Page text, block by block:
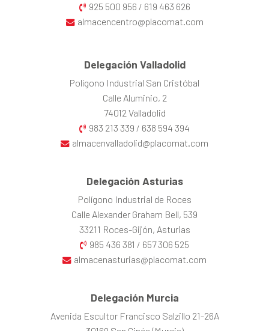
925 500 956 / 619 463 626
almacencentro@placomat.com
Delegación Valladolid
Polígono Industrial San Cristóbal
Calle Aluminio, 2
74012 Valladolid
983 213 339 / 638 594 394
almacenvalladolid@placomat.com
Delegación Asturias
Polígono Industrial de Roces
Calle Alexander Graham Bell, 539
33211 Roces-Gijón, Asturias
985 436 381 / 657 306 525
almacenasturias@placomat.com
Delegación Murcia
Avenida Escultor Francisco Salzillo 21-26A